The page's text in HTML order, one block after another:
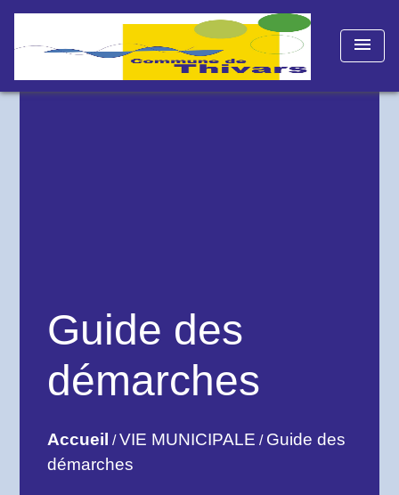
menu
Guide des
démarches
Accueil /VIE MUNICIPALE / Guide des
démarches